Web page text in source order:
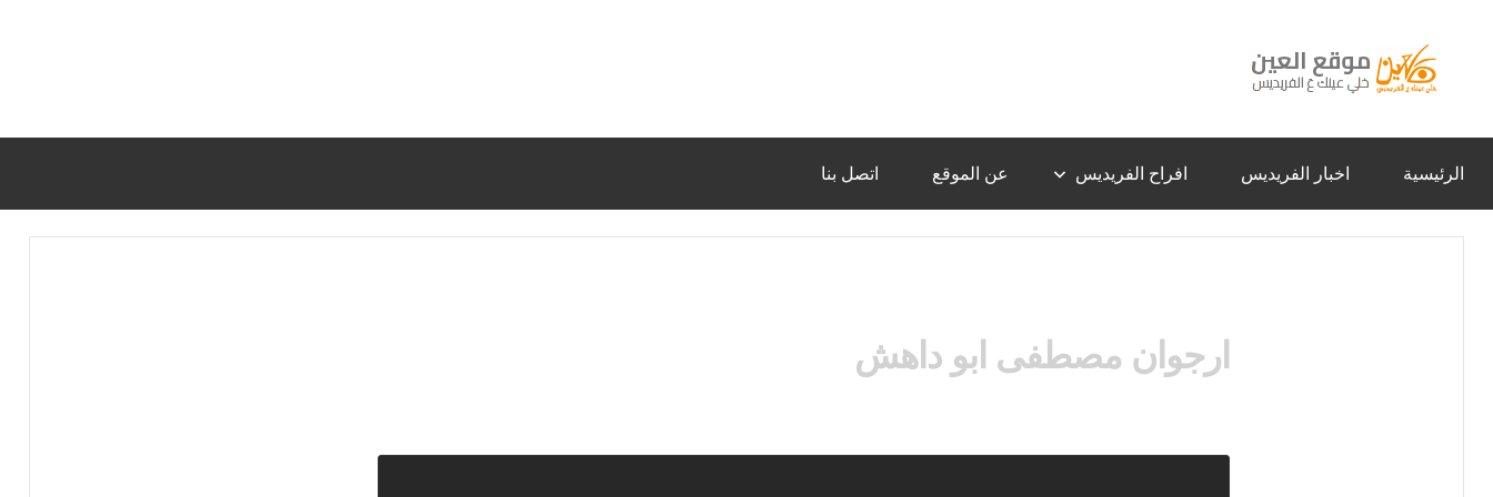
المحتوى
العين
–
عَ
الفريديس
الرئيسية اخبار الفريديس افراح الفريديس عن الموقع اتصل بنا
ارجوان مصطفى ابو داهش